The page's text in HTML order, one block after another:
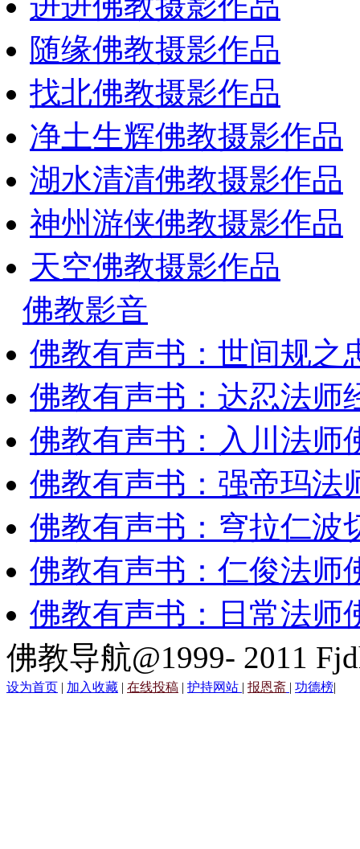
随缘佛教摄影作品
找北佛教摄影作品
净土生辉佛教摄影作品
湖水清清佛教摄影作品
神州游侠佛教摄影作品
天空佛教摄影作品
佛教影音
佛教有声书：世间规
佛教有声书：达忍法师
佛教有声书：入川法师
佛教有声书：强帝玛法
佛教有声书：穹拉仁波
佛教有声书：仁俊法师
佛教有声书：日常法师
佛教导航@1999- 2011
设为首页 | 加入收藏 | 在线投稿 | 护持网站 | 报恩斋 | 功德榜|